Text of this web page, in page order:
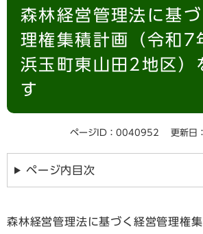
索森林経営管理法に基
理権集積計画（令和7
浜玉町東山田2地区）
す
ページID：0040952 更新日
ページ内目次
森林経営管理法に基づく経営管理権